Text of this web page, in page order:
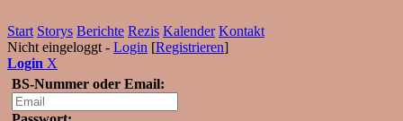
Start Storys Berichte Rezis Kalender Kontakt
Nicht eingeloggt - Login [Registrieren]
Login X
BS-Nummer oder Email: